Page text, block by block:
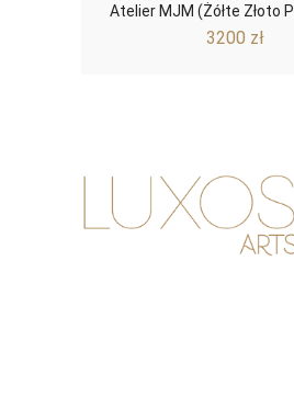
Atelier MJM (Żółte Złoto
3200 zł